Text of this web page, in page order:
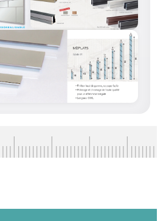
ASSEMBLAGE DE VERRES
PORTE EN VERRE